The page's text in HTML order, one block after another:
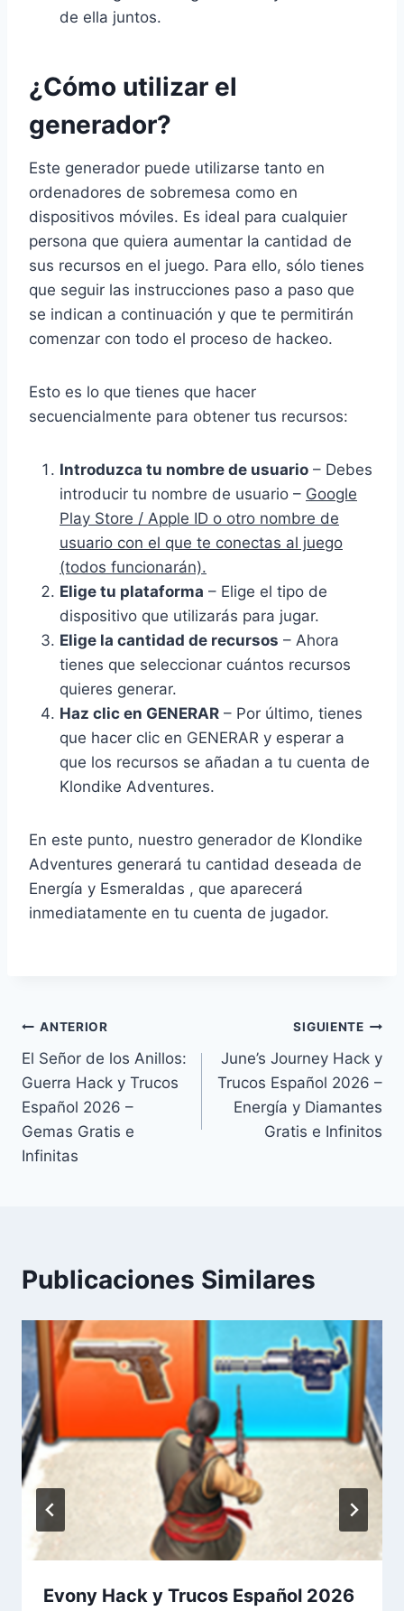
de ella juntos.
¿Cómo utilizar el
generador?
Este generador puede utilizarse tanto en
ordenadores de sobremesa como en
dispositivos móviles. Es ideal para cualquier
persona que quiera aumentar la cantidad de
sus recursos en el juego. Para ello, sólo tienes
que seguir las instrucciones paso a paso que
se indican a continuación y que te permitirán
comenzar con todo el proceso de hackeo.
Esto es lo que tienes que hacer
secuencialmente para obtener tus recursos:
Introduzca tu nombre de usuario – Debes
introducir tu nombre de usuario – Google
Play Store / Apple ID o otro nombre de
usuario con el que te conectas al juego
(todos funcionarán).
Elige tu plataforma – Elige el tipo de
dispositivo que utilizarás para jugar.
Elige la cantidad de recursos – Ahora
tienes que seleccionar cuántos recursos
quieres generar.
Haz clic en GENERAR – Por último, tienes
que hacer clic en GENERAR y esperar a
que los recursos se añadan a tu cuenta de
Klondike Adventures.
En este punto, nuestro generador de Klondike
Adventures generará tu cantidad deseada de
Energía y Esmeraldas , que aparecerá
inmediatamente en tu cuenta de jugador.
Navegación
de
entradas
ANTERIOR
El Señor de los Anillos:
Guerra Hack y Trucos
Español 2026 –
Gemas Gratis e
Infinitas
SIGUIENTE
June’s Journey Hack y
Trucos Español 2026 –
Energía y Diamantes
Gratis e Infinitos
Publicaciones Similares
Evony Hack y Trucos Español 2026